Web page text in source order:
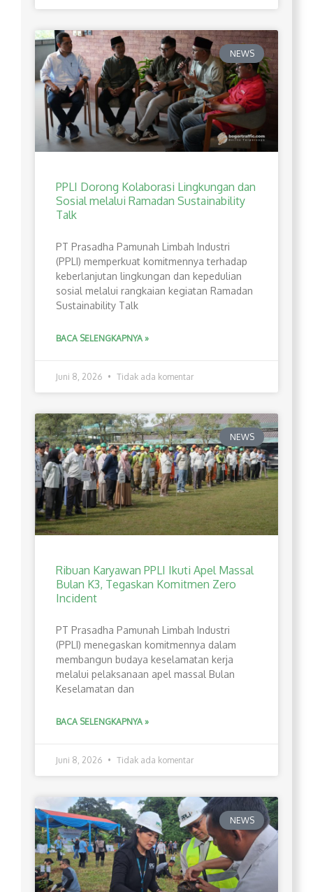
NEWS
PPLI Dorong Kolaborasi Lingkungan dan
Sosial melalui Ramadan Sustainability
Talk
PT Prasadha Pamunah Limbah Industri
(PPLI) memperkuat komitmennya terhadap
keberlanjutan lingkungan dan kepedulian
sosial melalui rangkaian kegiatan Ramadan
Sustainability Talk
BACA SELENGKAPNYA »
Juni 8, 2026 Tidak ada komentar
NEWS
Ribuan Karyawan PPLI Ikuti Apel Massal
Bulan K3, Tegaskan Komitmen Zero
Incident
PT Prasadha Pamunah Limbah Industri
(PPLI) menegaskan komitmennya dalam
membangun budaya keselamatan kerja
melalui pelaksanaan apel massal Bulan
Keselamatan dan
BACA SELENGKAPNYA »
Juni 8, 2026 Tidak ada komentar
NEWS